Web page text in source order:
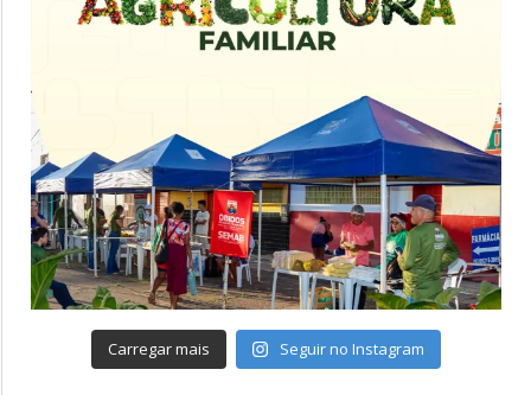
Carregar mais Seguir no Instagram